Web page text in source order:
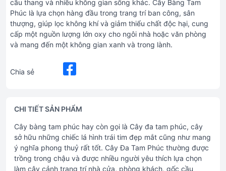
cầu thang và nhiều không gian sống khác. Cây Bàng Tam
Phúc là lựa chọn hàng đầu trong trang trí ban công, sân
thượng, giúp lọc không khí và giảm thiểu chất độc hại, cung
cấp một nguồn lượng lớn oxy cho ngôi nhà hoặc văn phòng
và mang đến một không gian xanh và trong lành.
Chia sẻ
CHI TIẾT SẢN PHẨM
Cây bàng tam phúc hay còn gọi là Cây đa tam phúc, cây
sở hữu những chiếc lá hình trái tim đẹp mắt cũng như mang
ý nghĩa phong thuỷ rất tốt. Cây Đa Tam Phúc thường được
trồng trong chậu và được nhiều người yêu thích lựa chọn
làm cây cảnh trang trí nhà cửa, phòng khách, gốc cầu